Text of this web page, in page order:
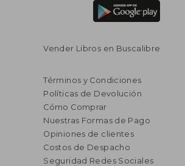
Vender Libros en Buscalibre
Términos y Condiciones
Políticas de Devolución
Cómo Comprar
Nuestras Formas de Pago
Opiniones de clientes
Costos de Despacho
Seguridad Redes Sociales